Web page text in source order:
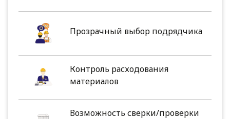
Прозрачный выбор подрядчика
Контроль расходования
материалов
Возможность сверки/проверки